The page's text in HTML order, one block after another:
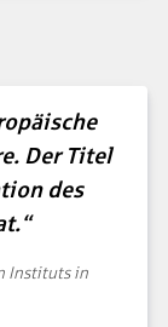
Der Titel
des
Instituts in